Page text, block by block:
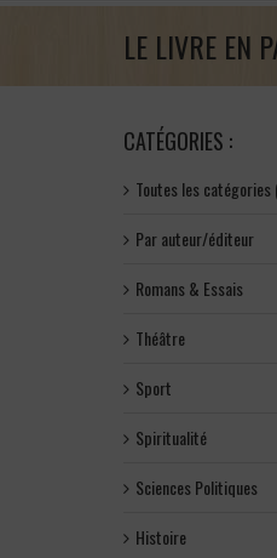
LE LIVRE EN
CATÉGORIES :
Toutes les
Par auteur/éditeur
Romans & Essais
Théâtre
Sport
Spiritualité
Sciences Politiques
Histoire